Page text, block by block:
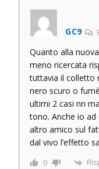
GC9
Quanto alla
meno ricercata
tuttavia il colletto
nero scuro o
ultimi 2 casi nn
tono. Anche io
altro amico sul
dal vivo l’effetto
0